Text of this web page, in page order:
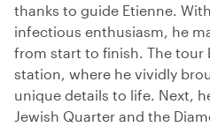
thanks to guide Etienne.
infectious enthusiasm, he
from start to finish. The tour
station, where he vividly
unique details to life. Next,
Jewish Quarter and the